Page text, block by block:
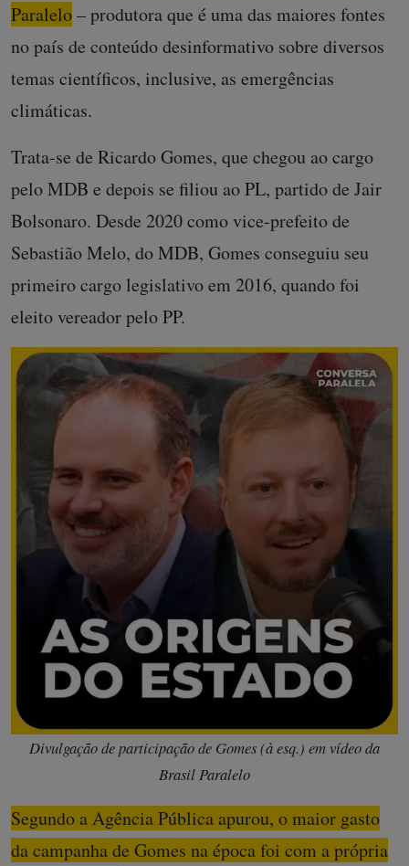
Paralelo– produtora que é uma das maiores fontes
no país de conteúdo desinformativo sobre diversos
temas científicos, inclusive, as emergências
climáticas.
Trata-se de Ricardo Gomes, que chegou ao cargo
pelo MDB e depois se filiou ao PL, partido de Jair
Bolsonaro. Desde 2020 como vice-prefeito de
Sebastião Melo, do MDB, Gomes conseguiu seu
primeiro cargo legislativo em 2016, quando foi
eleito vereador pelo PP.
Divulgação de participação de Gomes (à esq.) em vídeo da
Brasil Paralelo
Segundo a Agência Pública apurou, o maior gasto
da campanha de Gomes na época foi com a própria